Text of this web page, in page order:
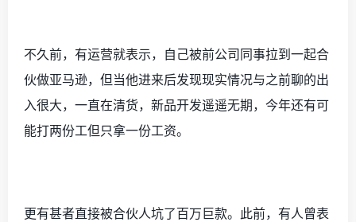
不久前，有运营就表示，自己被前公司同事拉到一起合
伙做亚马逊，但当他进来后发现现实情况与之前聊的出
入很大，一直在清货，新品开发遥遥无期，今年还有可
能打两份工但只拿一份工资。
更有甚者直接被合伙人坑了百万巨款。此前，有人曾表